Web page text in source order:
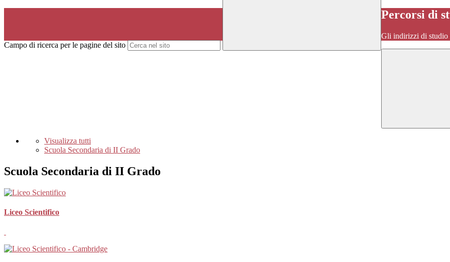
Campo di ricerca per le pagine del sito
Percorsi di
Gli indirizzi di studio
Visualizza tutti
Scuola Secondaria di II Grado
Scuola Secondaria di II Grado
Liceo Scientifico